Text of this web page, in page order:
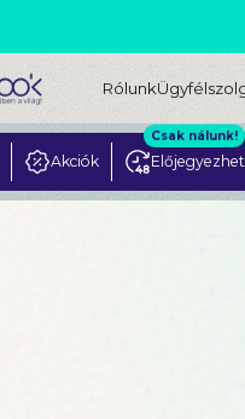
Rólunk
Akciók
Csak nálunk!